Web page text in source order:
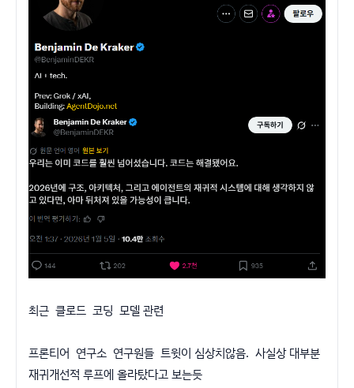
최근 클로드 코딩 모델 관련
프론티어 연구소 연구원들 트윗이 심상치않음. 사실상 대부분
재귀개선적 루프에 올라탔다고 보는듯